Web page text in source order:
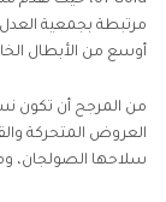
مرتبطة بجمعية العدل
أوسع من الأبطال
من المرجح أن تكون
العروض المتحركة
سلاحها الصولجان،